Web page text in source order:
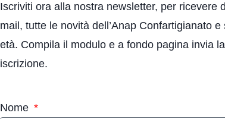
Iscriviti ora alla nostra newsletter, per ricevere
mail, tutte le novità dell’Anap Confartigianato
età. Compila il modulo e a fondo pagina invia
iscrizione.
Nome